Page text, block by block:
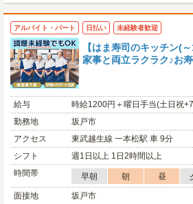
アルバイト・パート 日払い 未経験者歓迎
【はま寿司のキッチン(
家事と両立ラクラク♪お
給与
時給1200円＋曜日手当(土日祝
勤務地
坂戸市
アクセス
東武越生線 一本松駅 車 9分
シフト
週1日以上 1日2時間以上
時間帯
早朝 朝 昼
面接地
坂戸市